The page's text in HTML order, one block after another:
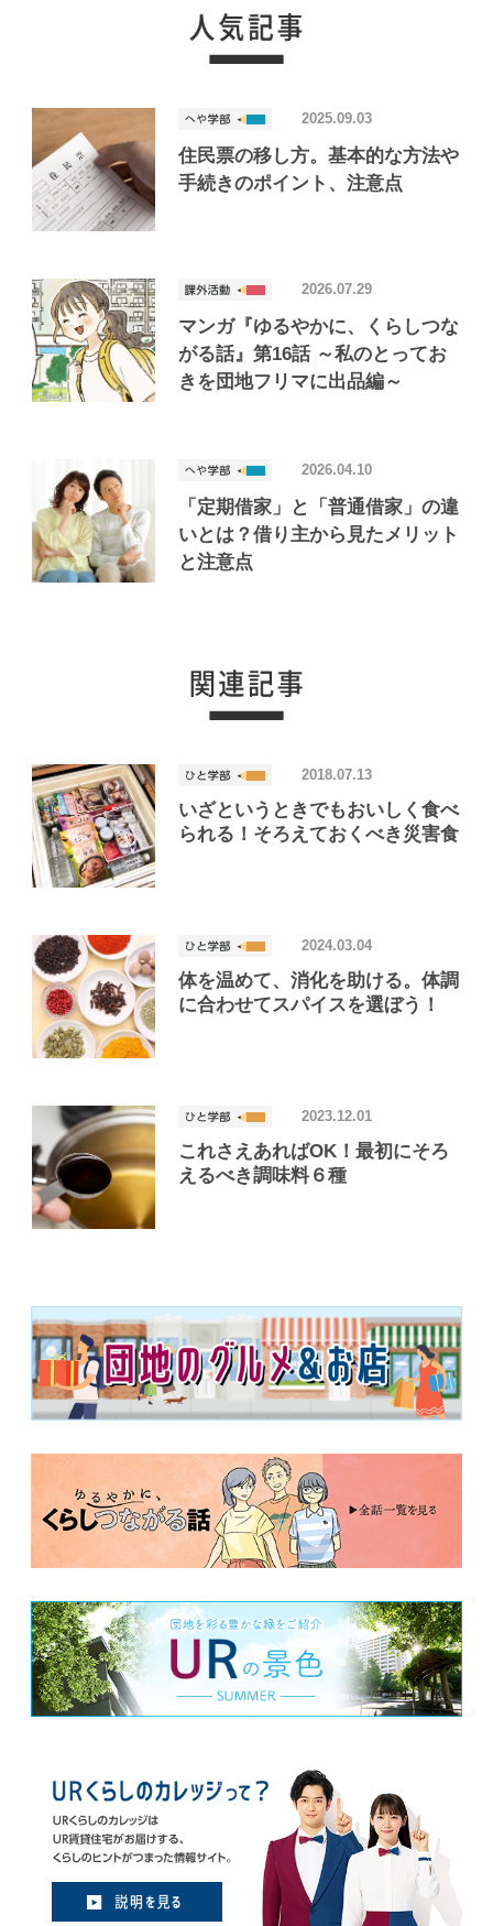
住民票の移し方。基本的な方法や
手続きのポイント、注意点
2025.09.03
マンガ『ゆるやかに、くらしつな
がる話』第16話 ～私のとってお
きを団地フリマに出品編～
2026.07.29
「定期借家」と「普通借家」の違
いとは？借り主から見たメリット
と注意点
2026.04.10
いざというときでもおいしく食べ
られる！そろえておくべき災害食
2018.07.13
体を温めて、消化を助ける。体調
に合わせてスパイスを選ぼう！
2024.03.04
これさえあればOK！最初にそろ
えるべき調味料６種
2023.12.01